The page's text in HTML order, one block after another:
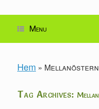
Menu
Hem » Mellanöstern
Tag Archives: